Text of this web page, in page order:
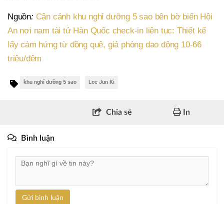
Nguồn: Cận cảnh khu nghỉ dưỡng 5 sao bên bờ biển Hội
An nơi nam tài tử Hàn Quốc check-in liên tục: Thiết kế
lấy cảm hứng từ đồng quê, giá phòng dao động 10-66
triệu/đêm
khu nghỉ dưỡng 5 sao Lee Jun Ki
Chia sẻ In
Bình luận
Gửi bình luận